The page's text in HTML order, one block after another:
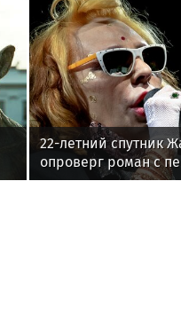
22-летний спутник
опроверг роман с